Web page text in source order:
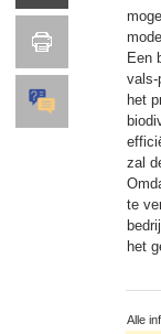
Een
vals-
het
zal
te
het
Alle